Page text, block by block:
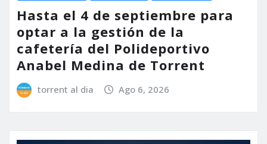
Hasta el 4 de septiembre para
optar a la gestión de la
cafetería del Polideportivo
Anabel Medina de Torrent
torrent al dia Ago 6, 2026